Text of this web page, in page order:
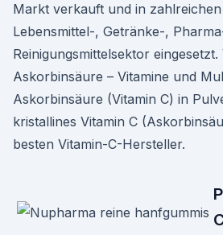
Markt verkauft und in
Lebensmittel-, Getränke-,
Reinigungsmittelsektor eingesetzt.
Askorbinsäure – Vitamine und
Askorbinsäure (Vitamin C) in
kristallines Vitamin C
besten Vitamin-C-Hersteller.